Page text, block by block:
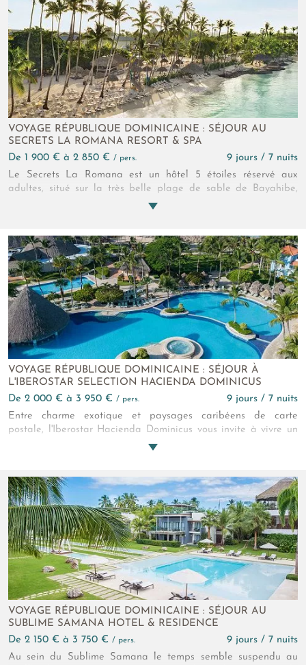
VOYAGE RÉPUBLIQUE DOMINICAINE : SÉJOUR AU
SECRETS LA ROMANA RESORT & SPA
de 1 900 € à 2 850 € / pers.
9 jours / 7 nuits
Le Secrets La Romana est un hôtel 5 étoiles réservé aux
adultes, situé sur la très belle plage de sable de Bayahibe,
bordée par la mer aux eaux turquoise des Caraïbes. Ce lieu
apaisant, pour une escapade exotique inoubliable.
VOYAGE RÉPUBLIQUE DOMINICAINE : SÉJOUR À
L'IBEROSTAR SELECTION HACIENDA DOMINICUS
de 2 000 € à 3 950 € / pers.
9 jours / 7 nuits
Entre charme exotique et paysages caribéens de carte
postale, l'Iberostar Hacienda Dominicus vous invite à vivre un
séjour hors du temps. Situé au bord d'une magnifique plage au
au confort d'un établissement moderne. Ces chambres et suites
vous confèrent un sentiment de bien-être et de déconnexion.
VOYAGE RÉPUBLIQUE DOMINICAINE : SÉJOUR AU
SUBLIME SAMANA HOTEL & RESIDENCE
de 2 150 € à 3 750 € / pers.
9 jours / 7 nuits
Au sein du Sublime Samana le temps semble suspendu au